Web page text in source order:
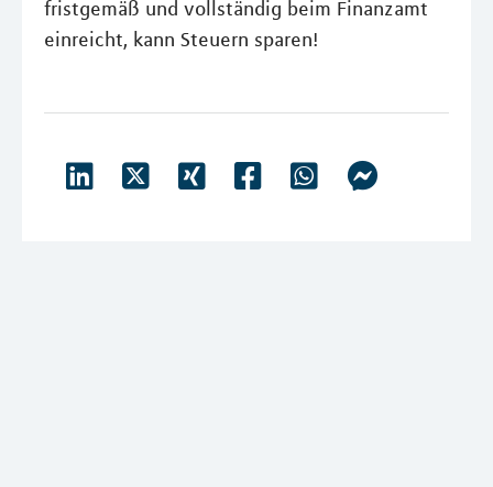
fristgemäß und vollständig beim Finanzamt
einreicht, kann Steuern sparen!